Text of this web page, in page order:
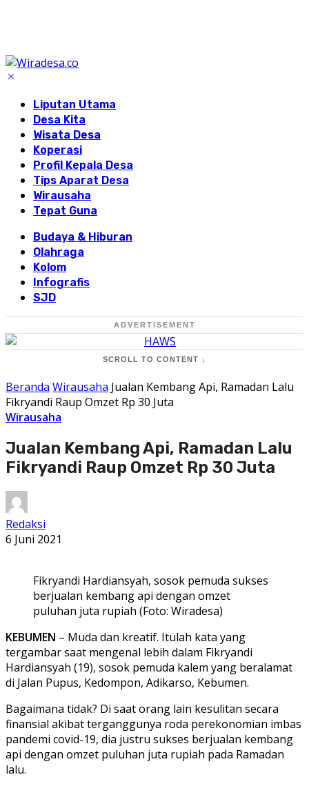
Liputan Utama
Desa Kita
Wisata Desa
Koperasi
Profil Kepala Desa
Tips Aparat Desa
Wirausaha
Tepat Guna
Budaya & Hiburan
Olahraga
Kolom
Infografis
SJD
ADVERTISEMENT
SCROLL TO CONTENT ↓
Beranda Wirausaha Jualan Kembang Api, Ramadan Lalu
Fikryandi Raup Omzet Rp 30 Juta
Wirausaha
Jualan Kembang Api, Ramadan Lalu
Fikryandi Raup Omzet Rp 30 Juta
Redaksi
6 Juni 2021
Fikryandi Hardiansyah, sosok pemuda sukses
berjualan kembang api dengan omzet
puluhan juta rupiah (Foto: Wiradesa)
KEBUMEN – Muda dan kreatif. Itulah kata yang
tergambar saat mengenal lebih dalam Fikryandi
Hardiansyah (19), sosok pemuda kalem yang beralamat
di Jalan Pupus, Kedompon, Adikarso, Kebumen.
Bagaimana tidak? Di saat orang lain kesulitan secara
finansial akibat terganggunya roda perekonomian imbas
pandemi covid-19, dia justru sukses berjualan kembang
api dengan omzet puluhan juta rupiah pada Ramadan
lalu.